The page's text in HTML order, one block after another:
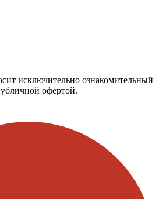
исключительно ознакомительный
офертой.